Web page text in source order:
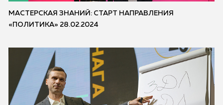
МАСТЕРСКАЯ ЗНАНИЙ: СТАРТ НАПРАВЛЕНИЯ
«ПОЛИТИКА» 28.02.2024